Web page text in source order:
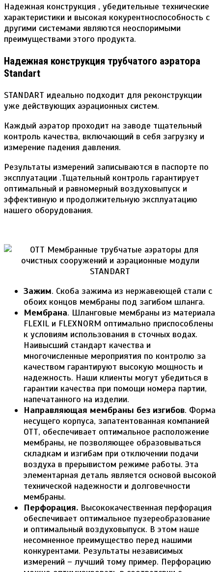
Надежная конструкция , убедительные технические
характеристики и высокая кокурентноспособность с
другими системами являются неоспоримыми
преимуществами этого продукта.
Надежная конструкция трубчатого аэратора
Standart
STANDART идеально подходит для реконструкции
уже действующих аэрационных систем.
Каждый аэратор проходит на заводе тщательный
контроль качества, включающий в себя загрузку и
измерение падения давления.
Результаты измерений записываются в паспорте по
эксплуатации .Тщательный контроль гарантирует
оптимальный и равномерный воздуховыпуск и
эффективную и продолжительную эксплуатацию
нашего оборудования.
Зажим. Скоба зажима из нержавеющей стали с
обоих концов мембраны под загибом шланга.
Мембрана. Шланговые мембраны из материала
FLEXIL и FLEXNORM оптимально приспособлены
к условиям использования в сточных водах.
Наивысший стандарт качества и
многочисленные мероприятия по контролю за
качеством гарантируют высокую мощность и
надежность. Наши клиенты могут убедиться в
гарантии качества при помощи номера партии,
напечатанного на изделии.
Направляющая мембраны без изгибов. Форма
несущего корпуса, запатентованная компанией
ОТТ, обеспечивает оптимальное расположение
мембраны, не позволяющее образовываться
складкам и изгибам при отключении подачи
воздуха в прерывистом режиме работы. Эта
элементарная деталь является основой высокой
технической надежности и долговечности
мембраны.
Перфорация. Высококачественная перфорация
обеспечивает оптимальное пузереобразование
и оптимальный воздуховыпуск. В этом наше
несомненное преимущество перед нашими
конкурентами. Результаты независимых
измерений – лучший тому пример. Перфорацию